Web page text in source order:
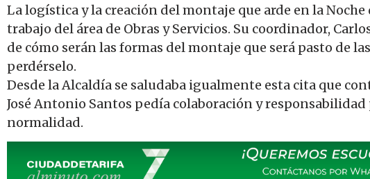
La logística y la creación del montaje que arde en la Noche
trabajo del área de Obras y Servicios. Su coordinador,
de cómo serán las formas del montaje que será pasto de
perdérselo.
Desde la Alcaldía se saludaba igualmente esta cita que
José Antonio Santos pedía colaboración y
normalidad.